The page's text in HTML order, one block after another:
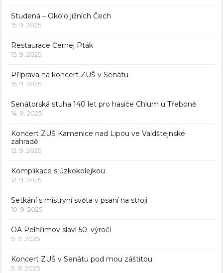
Studená – Okolo jižních Čech
15. 9. 2025
Restaurace Černej Pták
15. 9. 2025
Příprava na koncert ZUŠ v Senátu
15. 9. 2025
Senátorská stuha 140 let pro hasiče Chlum u Třeboně
14. 9. 2025
Koncert ZUŠ Kamenice nad Lipou ve Valdštejnské
zahradě
12. 9. 2025
Komplikace s úzkokolejkou
12. 9. 2025
Setkání s mistryní světa v psaní na stroji
10. 9. 2025
OA Pelhřimov slaví 50. výročí
9. 9. 2025
Koncert ZUŠ v Senátu pod mou záštitou
9. 9. 2025